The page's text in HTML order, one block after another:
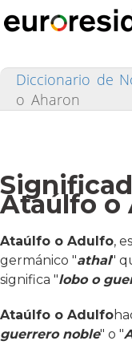
Diccionario de
o Aharon
Ataúlfo o
Ataúlfo o Adulfo,
germánico "athal"
significa "lobo o
Ataúlfo o Adulfo
guerrero noble" o "